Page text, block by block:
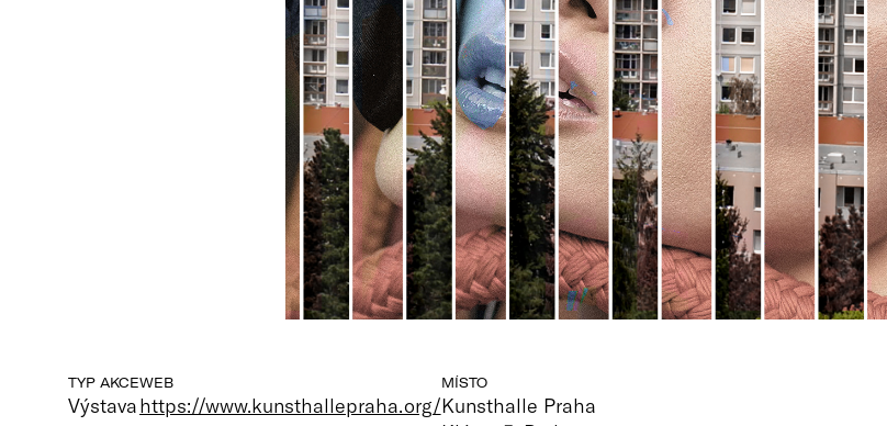
TYP AKCE
Výstava
WEB
https://www.kunsthallepraha.org/
MÍSTO
Kunsthalle Praha